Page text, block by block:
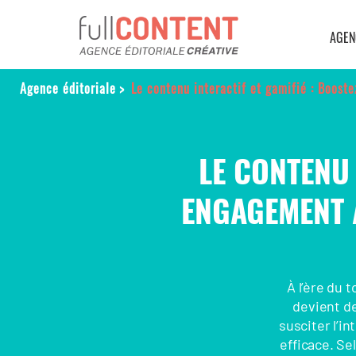
Agence éditoriale > Le contenu interactif et gamifié :
LE
À l’ère du
devient
susciter
efficace.